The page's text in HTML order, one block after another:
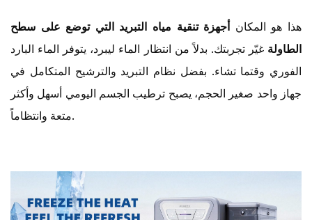
هذا هو المكان أجهزة تنقية مياه التبريد التي توضع على سطح
الطاولة غيّر تجربتك. بدلاً من انتظار الماء ليبرد، يتوفر الماء البارد
الفوري وقتما تشاء. بفضل نظام التبريد والترشيح المتكامل في
جهاز واحد صغير الحجم، يصبح ترطيب الجسم اليومي أسهل وأكثر
متعة وانتظاماً.